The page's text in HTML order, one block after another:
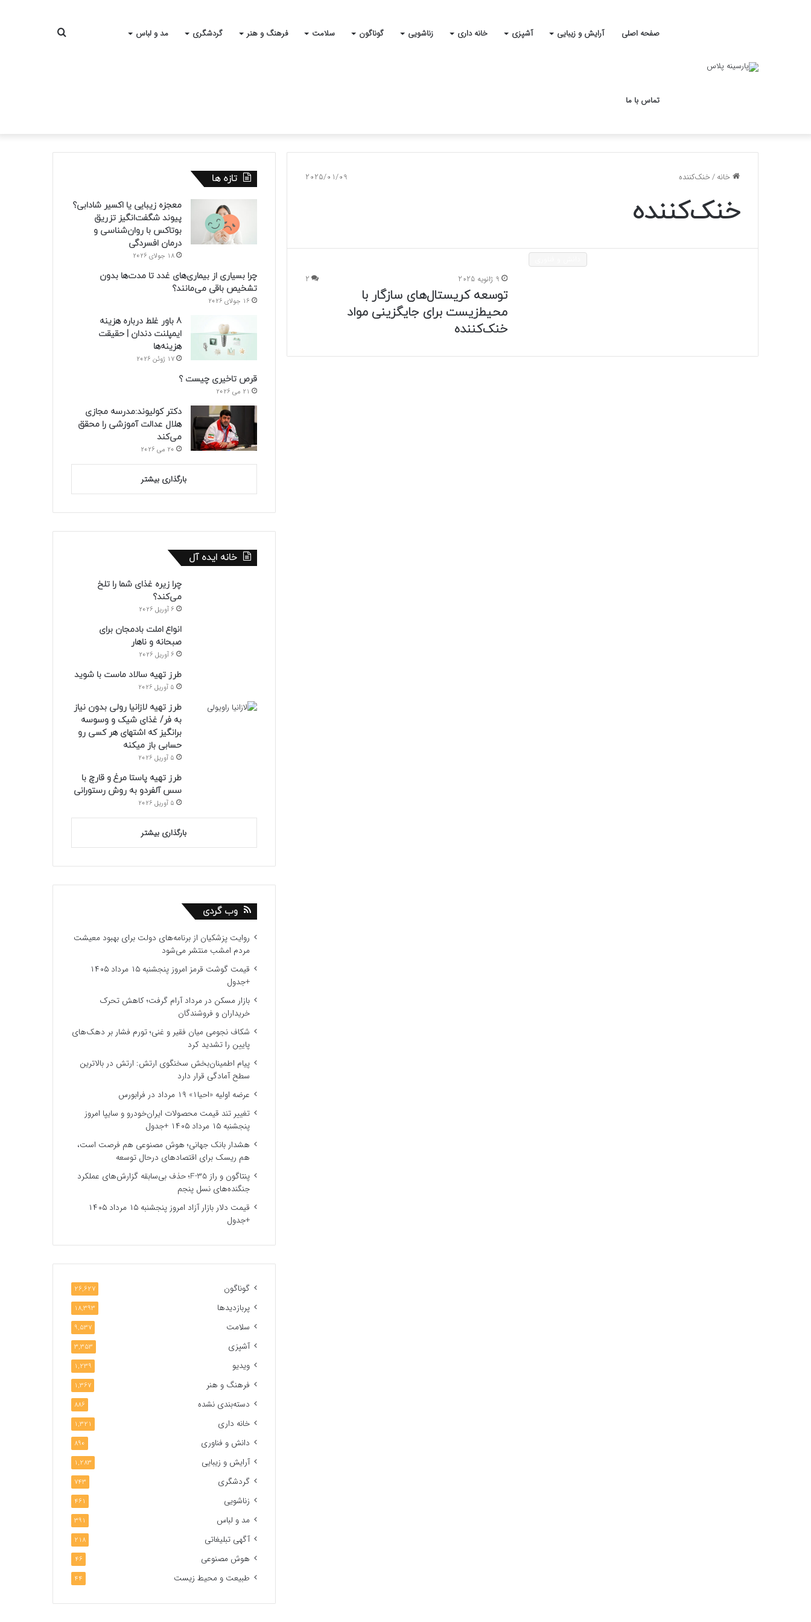
صفحه اصلی آرایش و زیبایی آشپزی خانه داری زناشویی گوناگون سلامت فرهنگ و هنر گردشگری مد و لباس
تماس با ما
جستجو
خانه/خنک‌کننده 2025/01/09
خنک‌کننده
9 ژانویه 2025
2
توسعه کریستال‌های سازگار با
محیط‌زیست برای جایگزینی مواد
خنک‌کننده
تازه ها
معجزه زیبایی یا اکسیر شادابی؟
پیوند شگفت‌انگیز تزریق
بوتاکس با روان‌شناسی و
درمان افسردگی
18 جولای 2026
چرا بسیاری از بیماری‌های غدد تا مدت‌ها بدون
تشخیص باقی می‌مانند؟
16 جولای 2026
8 باور غلط درباره هزینه
ایمپلنت دندان | حقیقت
هزینه‌ها
17 ژوئن 2026
قرص تاخیری چیست ؟
21 می 2026
دکتر کولیوند:مدرسه مجازی
هلال عدالت آموزشی را محقق
می‌کند
20 می 2026
بارگذاری بیشتر
خانه ایده آل
چرا زیره غذای شما را تلخ
می‌کند؟
6 آوریل 2026
انواع املت بادمجان برای
صبحانه و ناهار
6 آوریل 2026
طرز تهیه سالاد ماست با شوید
5 آوریل 2026
طرز تهیه لازانیا رولی بدون نیاز
به فر/ غذای شیک و وسوسه
برانگیز که اشتهای هر کسی رو
حسابی باز میکنه
5 آوریل 2026
طرز تهیه پاستا مرغ و قارچ با
سس آلفردو به روش رستورانی
5 آوریل 2026
بارگذاری بیشتر
وب گردی
روایت پزشکیان از برنامه‌های دولت برای بهبود معیشت
مردم امشب منتشر می‌شود
قیمت گوشت قرمز امروز پنجشنبه ۱۵ مرداد ۱۴۰۵
+جدول
بازار مسکن در مرداد آرام گرفت؛ کاهش تحرک
خریداران و فروشندگان
شکاف نجومی میان فقیر و غنی؛ تورم فشار بر دهک‌های
پایین را تشدید کرد
پیام اطمینان‌بخش سخنگوی ارتش: ارتش در بالاترین
سطح آمادگی قرار دارد
عرضه اولیه «احیا۱» ۱۹ مرداد در فرابورس
تغییر تند قیمت محصولات ایران‌خودرو و سایپا امروز
پنجشنبه ۱۵ مرداد ۱۴۰۵ +جدول
هشدار بانک جهانی؛ هوش مصنوعی هم فرصت است،
هم ریسک برای اقتصادهای درحال توسعه
پنتاگون و راز F-35؛ حذف بی‌سابقه گزارش‌های عملکرد
جنگنده‌های نسل پنجم
قیمت دلار بازار آزاد امروز پنجشنبه ۱۵ مرداد ۱۴۰۵
+جدول
گوناگون 26,627
پربازدیدها 18,393
سلامت 9,537
آشپزی 3,353
ویدیو 1,239
فرهنگ و هنر 1,367
دسته‌بندی نشده 886
خانه داری 1,321
دانش و فناوری 890
آرایش و زیبایی 1,283
گردشگری 743
زناشویی 461
مد و لباس 391
آگهی تبلیغاتی 218
هوش مصنوعی 46
طبیعت و محیط زیست 44